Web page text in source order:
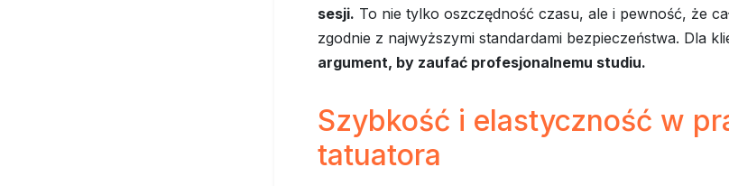
sesji. To nie tylko oszczędność czasu, ale i pewność, że
zgodnie z najwyższymi standardami bezpieczeństwa. Dla
argument, by zaufać profesjonalnemu studiu.
Szybkość i elastyczność w
tatuatora